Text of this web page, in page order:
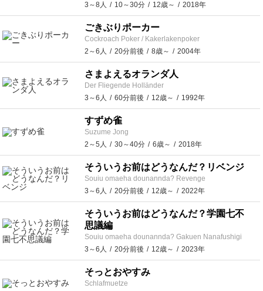
3～8人
10～30分 12歳～ 2018年
ごきぶりポーカー
Cockroach Poker / Kakerlakenpoker
2～6人
20分前後 8歳～ 2004年
さまよえるオランダ人
Der Fliegende Holländer
3～6人
60分前後 12歳～ 1992年
すずめ雀
Suzume Jong
2～5人
30～40分 6歳～ 2018年
そういうお前はどうなんだ？リベンジ
Souiu omaeha dounannda? Revenge
3～6人
20分前後 12歳～ 2022年
そういうお前はどうなんだ？学園七不
思議編
Souiu omaeha dounannda? Gakuen Nanafushigi
3～6人
20分前後 12歳～ 2023年
そっとおやすみ
Schlafmuetze